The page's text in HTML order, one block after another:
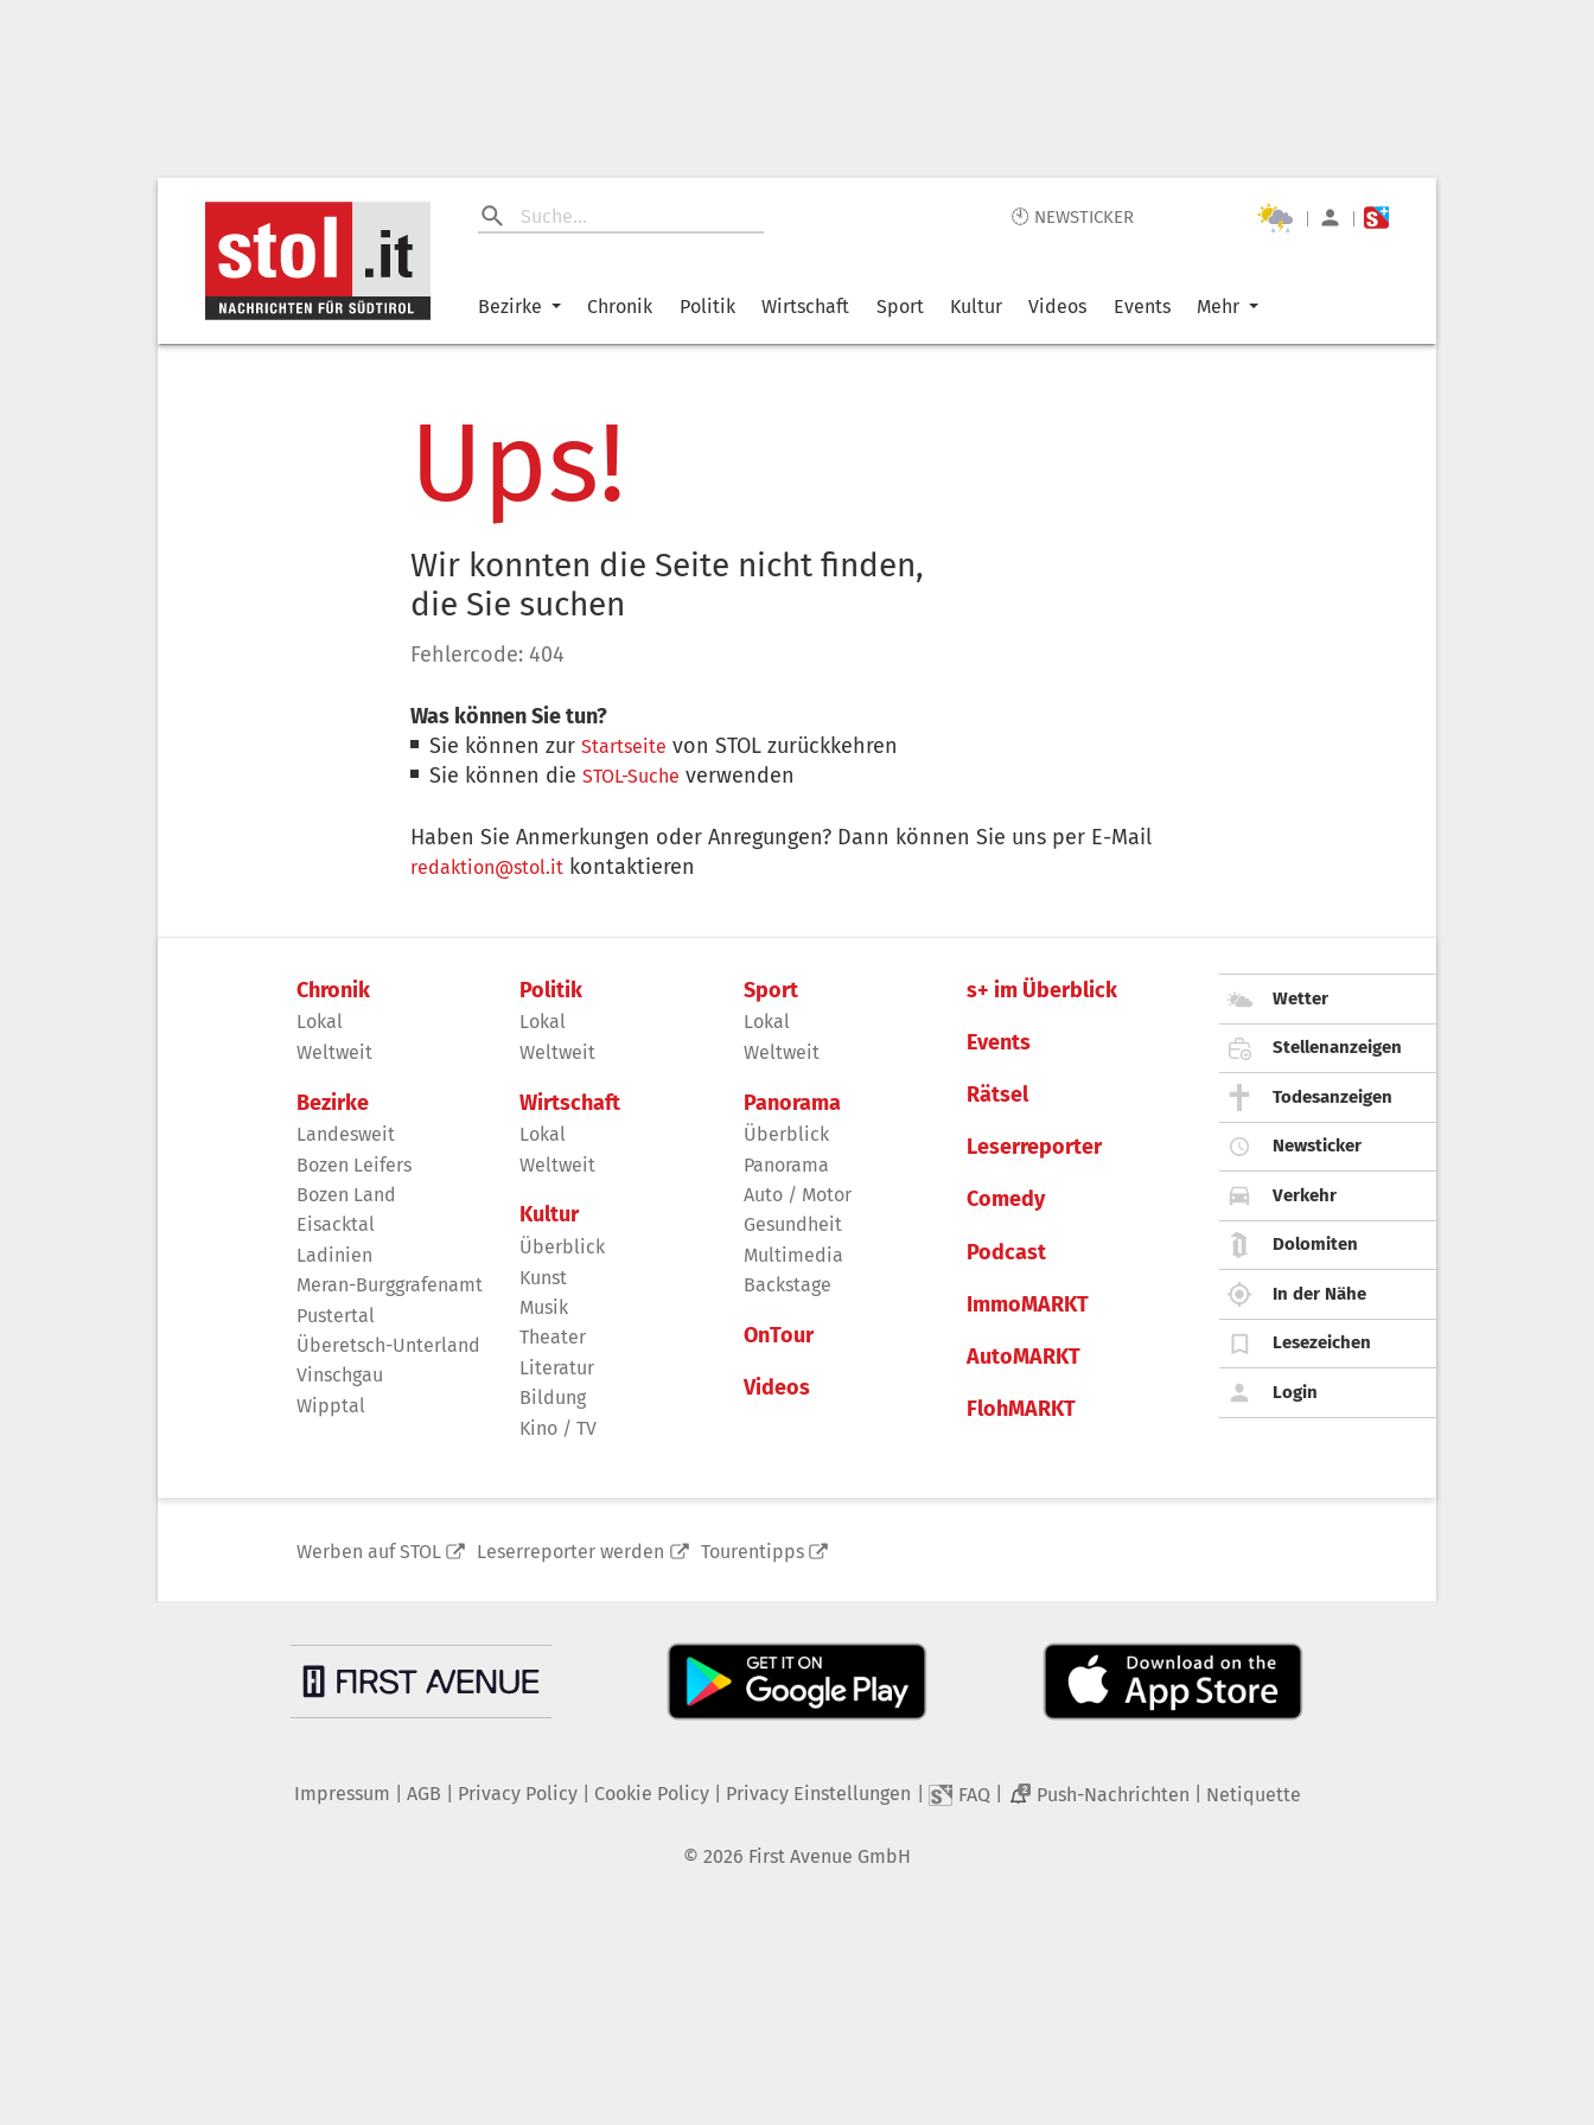
🕙 NEWSTICKER | |
Bezirke Chronik Politik Wirtschaft Sport Kultur Videos Events Mehr
Ups!
Wir konnten die Seite nicht finden,
die Sie suchen
Fehlercode: 404
Was können Sie tun?
Sie können zurStartseite von STOL zurückkehren
Sie können dieSTOL-Suche verwenden
Haben Sie Anmerkungen oder Anregungen? Dann können Sie uns per E-Mail
redaktion@stol.it kontaktieren
Chronik
Lokal
Weltweit
Bezirke
Landesweit
Bozen Leifers
Bozen Land
Eisacktal
Ladinien
Meran-Burggrafenamt
Pustertal
Überetsch-Unterland
Vinschgau
Wipptal
Politik
Lokal
Weltweit
Wirtschaft
Lokal
Weltweit
Kultur
Überblick
Kunst
Musik
Theater
Literatur
Bildung
Kino / TV
Sport
Lokal
Weltweit
Panorama
Überblick
Panorama
Auto / Motor
Gesundheit
Multimedia
Backstage
OnTour
Videos
s+ im Überblick
Events
Rätsel
Leserreporter
Comedy
Podcast
ImmoMARKT
AutoMARKT
FlohMARKT
Wetter
Stellenanzeigen
Todesanzeigen
Newsticker
Verkehr
Dolomiten
In der Nähe
Lesezeichen
Login
Werben auf STOL Leserreporter werden Tourentipps
Impressum AGB Privacy Policy| Cookie Policy| Privacy Einstellungen FAQ 2 Push-Nachrichten Netiquette
© 2026 First Avenue GmbH